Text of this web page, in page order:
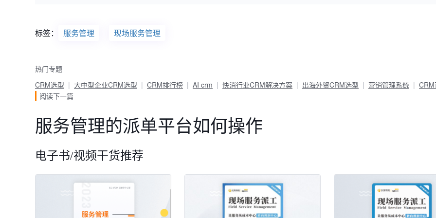
标签： 服务管理 现场服务管理
热门专题
CRM选型
大中型企业CRM选型 CRM排行榜 AI crm 快消行业CRM解决方案 出海外贸CRM选型 营销管理系统
阅读下一篇
服务管理的派单平台如何操作
电子书/视频干货推荐